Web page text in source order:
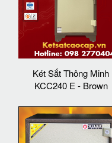
Két Sắt Thông Minh
KCC240 E - Brown